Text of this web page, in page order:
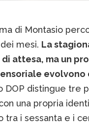
di Montasio
mesi. La
attesa, ma un
evolvono
DOP distingue tre
una propria
tra i sessanta e i